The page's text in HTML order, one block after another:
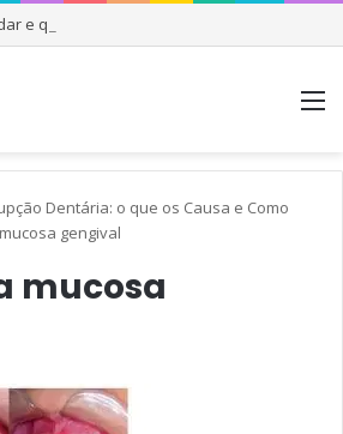
e quando se preocupar
Dentária: o que os Causa e Como
gengival
mucosa